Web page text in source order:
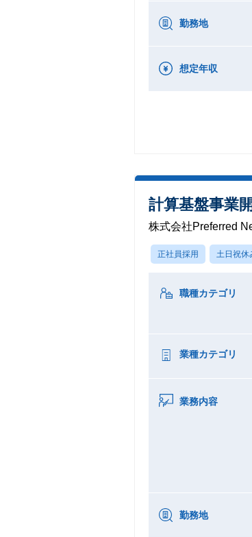
勤務地
想定年収
計算基盤事業
株式会社Preferred
正社員採用 土日祝休
職種カテゴリ
業種カテゴリ
業務内容
勤務地